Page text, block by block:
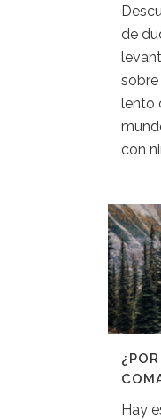
de
sobre
lento
con
Hay